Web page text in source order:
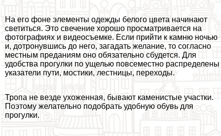
На его фоне элементы одежды белого цвета начинают
светиться. Это свечение хорошо просматривается на
фотографиях и видеосъемке. Если прийти к камню ночью
и, дотронувшись до него, загадать желание, то согласно
местным преданиям оно обязательно сбудется. Для
удобства прогулки по ущелью повсеместно распределены
указатели пути, мостики, лестницы, переходы.
Тропа не везде ухоженная, бывают каменистые участки.
Поэтому желательно подобрать удобную обувь для
прогулки.